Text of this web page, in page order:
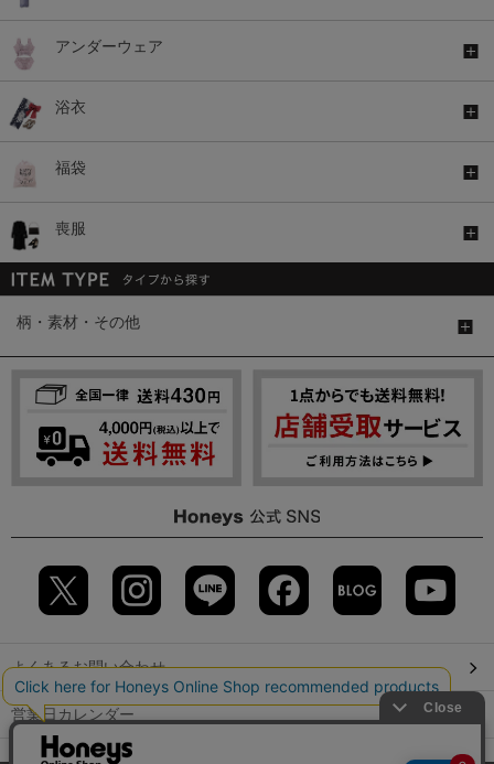
アンダーウェア
浴衣
福袋
喪服
柄・素材・その他
よくあるお問い合わせ
営業日カレンダー